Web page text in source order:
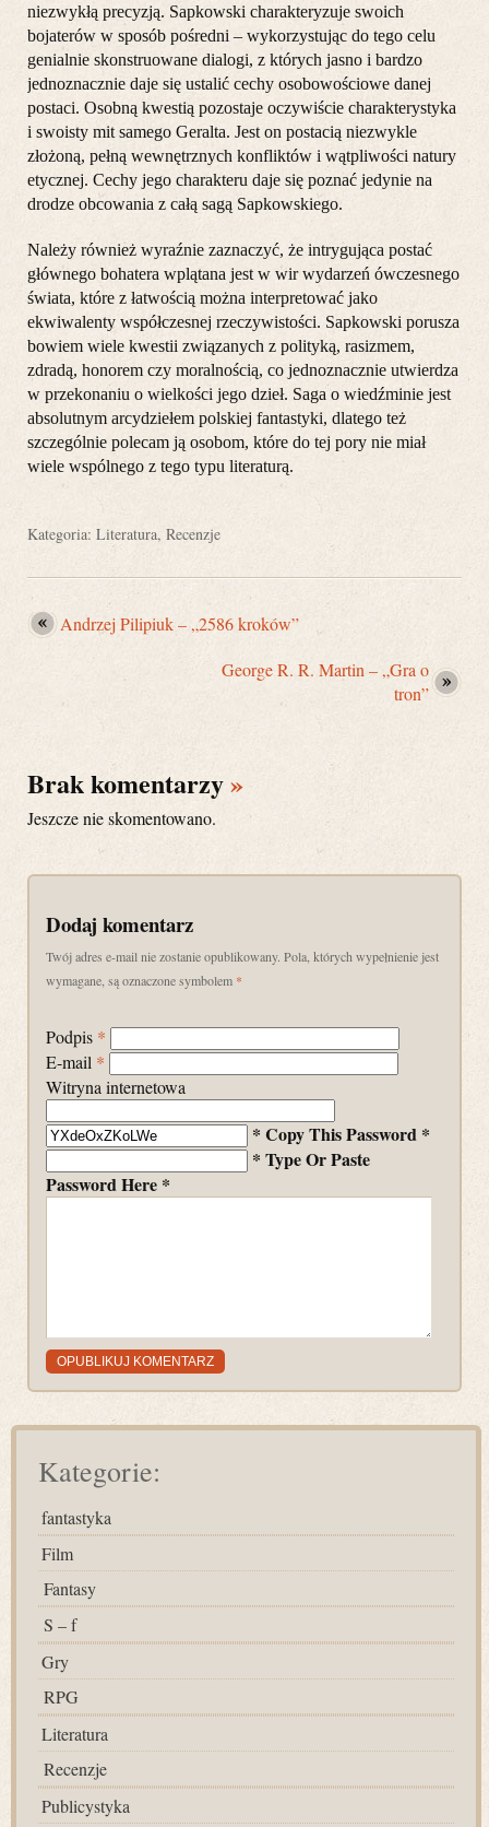
niezwykłą precyzją. Sapkowski charakteryzuje swoich
bojaterów w sposób pośredni – wykorzystując do tego celu
genialnie skonstruowane dialogi, z których jasno i bardzo
jednoznacznie daje się ustalić cechy osobowościowe danej
postaci. Osobną kwestią pozostaje oczywiście charakterystyka
i swoisty mit samego Geralta. Jest on postacią niezwykle
złożoną, pełną wewnętrznych konfliktów i wątpliwości natury
etycznej. Cechy jego charakteru daje się poznać jedynie na
drodze obcowania z całą sagą Sapkowskiego.
Należy również wyraźnie zaznaczyć, że intrygująca postać
głównego bohatera wplątana jest w wir wydarzeń ówczesnego
świata, które z łatwością można interpretować jako
ekwiwalenty współczesnej rzeczywistości. Sapkowski porusza
bowiem wiele kwestii związanych z polityką, rasizmem,
zdradą, honorem czy moralnością, co jednoznacznie utwierdza
w przekonaniu o wielkości jego dzieł. Saga o wiedźminie jest
absolutnym arcydziełem polskiej fantastyki, dlatego też
szczególnie polecam ją osobom, które do tej pory nie miał
wiele wspólnego z tego typu literaturą.
Kategoria: Literatura, Recenzje
Andrzej Pilipiuk – „2586 kroków”
George R. R. Martin – „Gra o
tron”
Brak komentarzy»
Jeszcze nie skomentowano.
Dodaj komentarz
Twój adres e-mail nie zostanie opublikowany. Pola, których wypełnienie jest
wymagane, są oznaczone symbolem *
Podpis *
E-mail *
Witryna internetowa
* Copy This Password *
* Type Or Paste
Password Here *
Kategorie:
fantastyka
Film
Fantasy
S – f
Gry
RPG
Literatura
Recenzje
Publicystyka